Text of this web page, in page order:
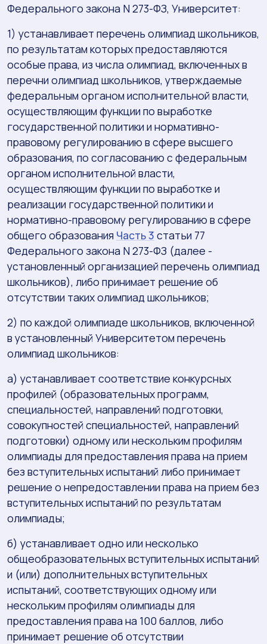
Федерального закона N 273-ФЗ, Университет:
1) устанавливает перечень олимпиад школьников,
по результатам которых предоставляются
особые права, из числа олимпиад, включенных в
перечни олимпиад школьников, утверждаемые
федеральным органом исполнительной власти,
осуществляющим функции по выработке
государственной политики и нормативно-
правовому регулированию в сфере высшего
образования, по согласованию с федеральным
органом исполнительной власти,
осуществляющим функции по выработке и
реализации государственной политики и
нормативно-правовому регулированию в сфере
общего образования Часть 3 статьи 77
Федерального закона N 273-ФЗ (далее -
установленный организацией перечень олимпиад
школьников), либо принимает решение об
отсутствии таких олимпиад школьников;
2) по каждой олимпиаде школьников, включенной
в установленный Университетом перечень
олимпиад школьников:
а) устанавливает соответствие конкурсных
профилей (образовательных программ,
специальностей, направлений подготовки,
совокупностей специальностей, направлений
подготовки) одному или нескольким профилям
олимпиады для предоставления права на прием
без вступительных испытаний либо принимает
решение о непредоставлении права на прием без
вступительных испытаний по результатам
олимпиады;
б) устанавливает одно или несколько
общеобразовательных вступительных испытаний
и (или) дополнительных вступительных
испытаний, соответствующих одному или
нескольким профилям олимпиады для
предоставления права на 100 баллов, либо
принимает решение об отсутствии